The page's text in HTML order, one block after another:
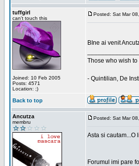
tuffgirl
can't touch this
Joined: 10 Feb 2005
Posts: 4571
Location: ;)
Posted: Sat Mar
BIne ai venit
Those who wish
- Quintilian, De
Back to top
Ancutza
membru
Posted: Sat Mar
Asta si cautam...O
Forumul imi pare